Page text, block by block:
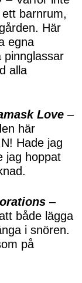
barnrum,
Här
egna
pinnglassar
alla
Love –
här
Hade jag
jag hoppat
–
både lägga
i snören.
på